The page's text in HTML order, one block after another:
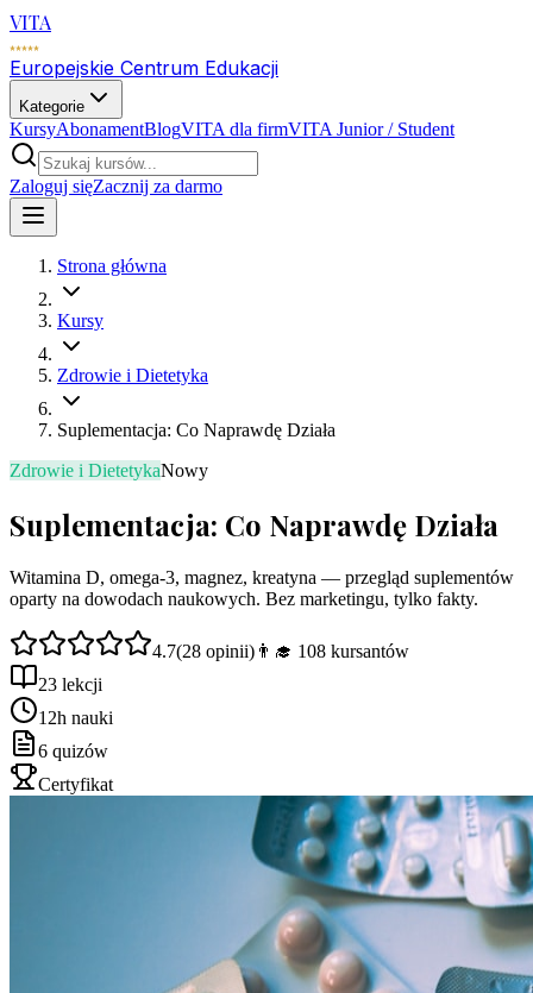
VITA
Europejskie Centrum Edukacji
Kategorie
KursyAbonamentBlogVITA dla firmVITA Junior / Student
Zaloguj sięZacznij za darmo
Strona główna
Kursy
Zdrowie i Dietetyka
Suplementacja: Co Naprawdę Działa
Zdrowie i DietetykaNowy
Suplementacja: Co Naprawdę Działa
Witamina D, omega-3, magnez, kreatyna — przegląd suplementów
oparty na dowodach naukowych. Bez marketingu, tylko fakty.
4.7(28 opinii) 👨‍🎓 108 kursantów
23 lekcji
12h nauki
6 quizów
Certyfikat